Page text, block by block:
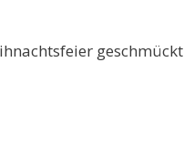
geschmückt